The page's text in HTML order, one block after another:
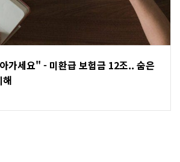
가세요" - 미환급 보험금 12조.. 숨은